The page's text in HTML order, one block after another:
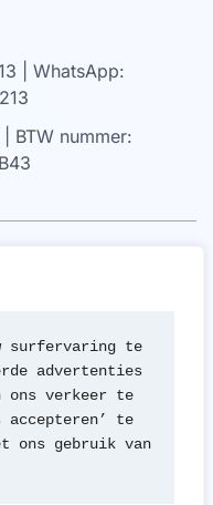
surfervaring te
advertenties
ons verkeer te
accepteren’ te
ons gebruik van
| WhatsApp:
BTW nummer:
of van de
hebben we een
werken nooit met
beleid dat we zeer